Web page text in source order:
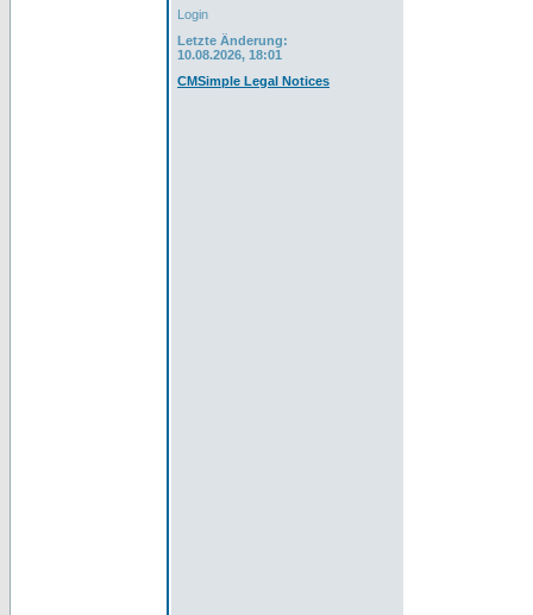
Login
Letzte Änderung:
10.08.2026, 18:01
CMSimple Legal Notices